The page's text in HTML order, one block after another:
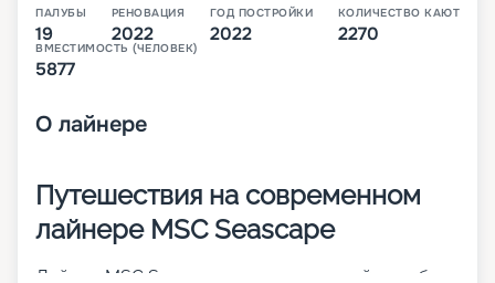
ПАЛУБЫ
19
РЕНОВАЦИЯ
2022
ГОД ПОСТРОЙКИ
2022
КОЛИЧЕСТВО КАЮТ
2270
ВМЕСТИМОСТЬ (ЧЕЛОВЕК)
5877
О лайнере
Путешествия на современном
лайнере MSC Seascape
Лайнер MSC Seascape – это четвертый корабль